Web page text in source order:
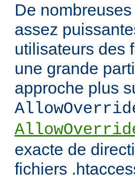
De
assez
utilisateurs des
une grande
approche plus
exacte de
fichiers